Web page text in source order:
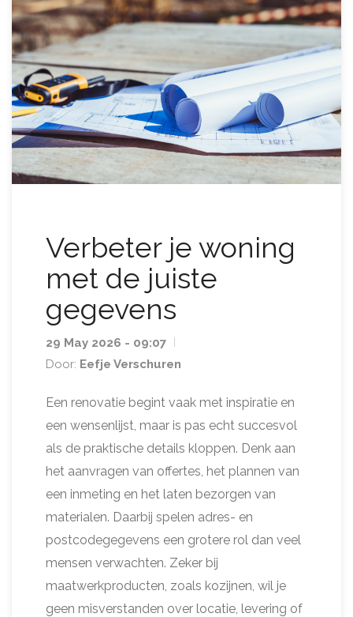
Verbeter je woning
met de juiste
gegevens
29 May 2026 - 09:07
Door: Eefje Verschuren
Een renovatie begint vaak met inspiratie en
een wensenlijst, maar is pas echt succesvol
als de praktische details kloppen. Denk aan
het aanvragen van offertes, het plannen van
een inmeting en het laten bezorgen van
materialen. Daarbij spelen adres- en
postcodegegevens een grotere rol dan veel
mensen verwachten. Zeker bij
maatwerkproducten, zoals kozijnen, wil je
geen misverstanden over locatie, levering of